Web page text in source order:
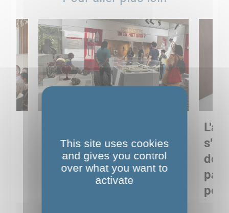
Musée de Préhistoire de
Nemours : apprendre
autrement grâce à la
de
This site uses cookies
and gives you control
over what you want to
activate